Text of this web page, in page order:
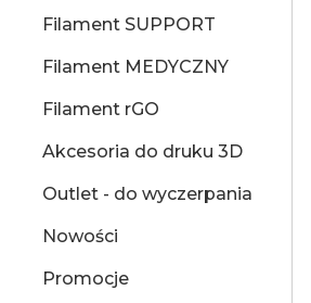
Filament SUPPORT
Filament MEDYCZNY
Filament rGO
Akcesoria do druku 3D
Outlet - do wyczerpania
Nowości
Promocje